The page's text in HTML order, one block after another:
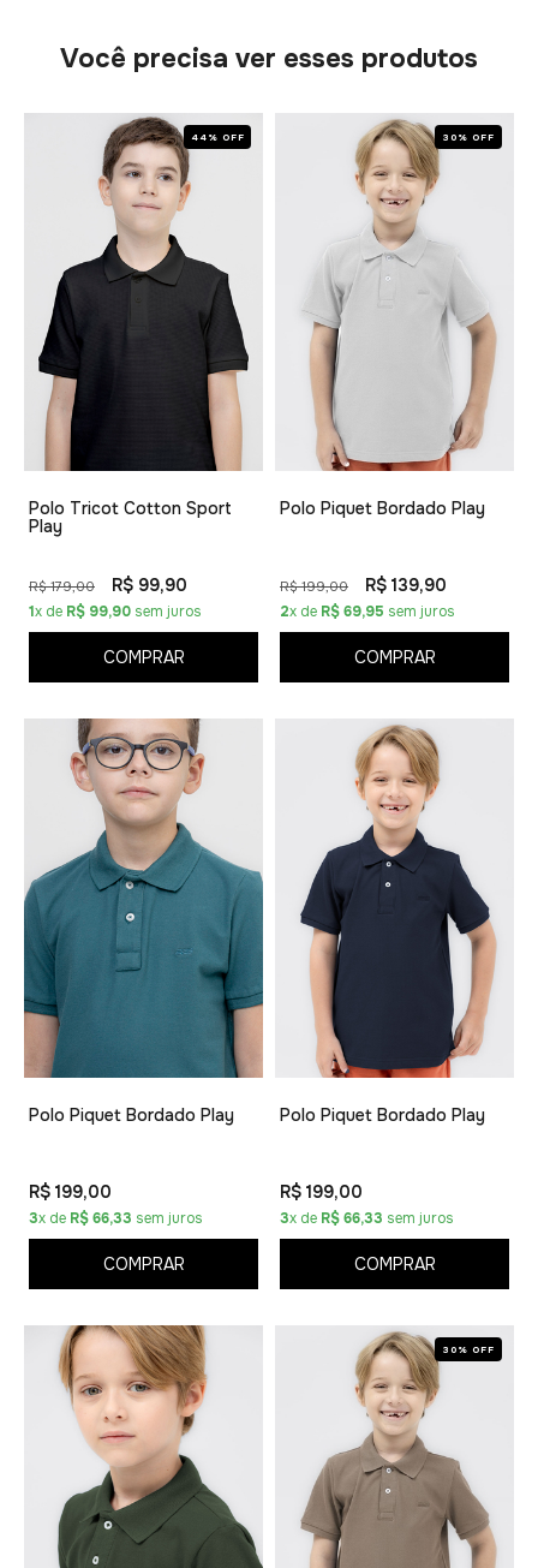
Você precisa ver esses produtos
44% OFF
Polo Tricot Cotton Sport
Play
R$ 179,00 R$ 99,90
1x de R$ 99,90 sem juros
COMPRAR
30% OFF
Polo Piquet Bordado Play
R$ 199,00 R$ 139,90
2x de R$ 69,95 sem juros
COMPRAR
Polo Piquet Bordado Play
R$ 199,00
3x de R$ 66,33 sem juros
COMPRAR
Polo Piquet Bordado Play
R$ 199,00
3x de R$ 66,33 sem juros
COMPRAR
30% OFF